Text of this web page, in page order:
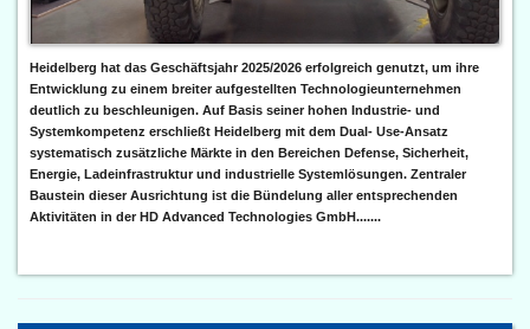
Heidelberg hat das Geschäftsjahr 2025/2026 erfolgreich genutzt, um ihre
Entwicklung zu einem breiter aufgestellten Technologieunternehmen
deutlich zu beschleunigen. Auf Basis seiner hohen Industrie- und
Systemkompetenz erschließt Heidelberg mit dem Dual- Use-Ansatz
systematisch zusätzliche Märkte in den Bereichen Defense, Sicherheit,
Energie, Ladeinfrastruktur und industrielle Systemlösungen. Zentraler
Baustein dieser Ausrichtung ist die Bündelung aller entsprechenden
Aktivitäten in der HD Advanced Technologies GmbH.......